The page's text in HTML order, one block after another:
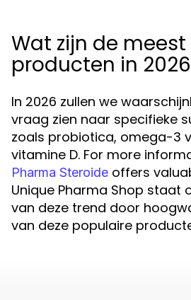
Wat zijn de
producten in
In 2026 zullen we
vraag zien naar specifieke
zoals probiotica, omega-3
vitamine D. For more
Pharma Steroide offers
Unique Pharma Shop staat
van deze trend door
van deze populaire